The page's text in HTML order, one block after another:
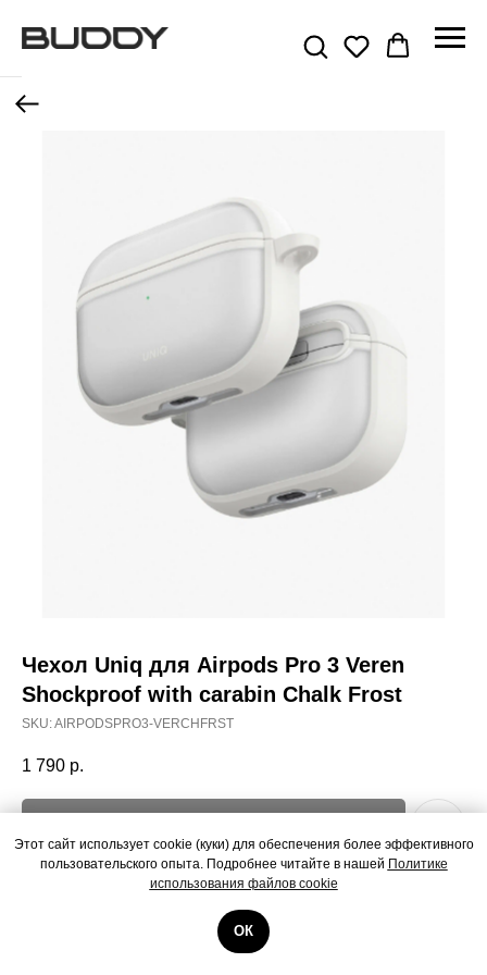
Этот сайт использует cookie (куки) для обеспечения более эффективного
пользовательского опыта. Подробнее читайте в нашей Политике
использования файлов cookie
ОК
Назад
Чехол Uniq для Airpods Pro 3 Veren
Shockproof with carabin Chalk Frost
SKU:AIRPODSPRO3-VERCHFRST
1 790 р.